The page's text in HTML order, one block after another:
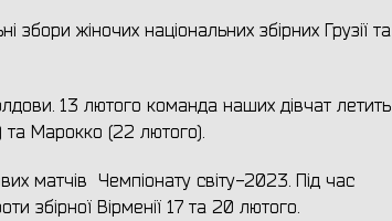
жіночих національних збірних Грузії та
13 лютого команда наших дівчат летить
та Марокко (22 лютого).
матчів Чемпіонату світу-2023. Під час
збірної Вірменії 17 та 20 лютого.